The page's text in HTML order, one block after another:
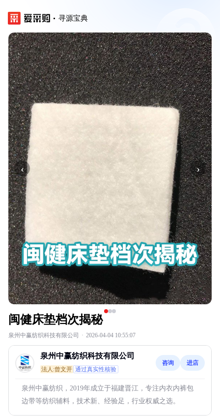
寻源宝典
‹ ›
闽健床垫档次揭秘
泉州中赢纺织科技有限公司 · 2026-04-04 10:55:07
泉州中赢纺织科技有限公司
法人:曾文开 通过真实性核验
咨询 进店
泉州中赢纺织，2019年成立于福建晋江，专注内衣内裤包
边带等纺织辅料，技术新、经验足，行业权威之选。